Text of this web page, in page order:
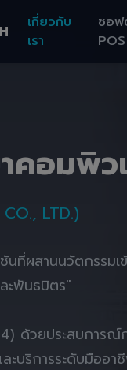
เกี่ยวกับ
เรา
ซอฟ
POS
คอมพิ
LTD.)
นที่ผสานนวัตกรรม
ะพันธมิตร"
ด้วยประสบการณ์
ะบริการระดับมืออ